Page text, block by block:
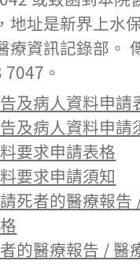
地址是新界上水
療資訊記錄部。
。
及病人資料申請
及病人資料申請
要求申請表格
要求申請須知
死者的醫療報告
的醫療報告 / 醫